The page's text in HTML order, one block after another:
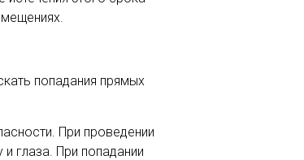
попадания прямых
При проведении
глаза. При попадании